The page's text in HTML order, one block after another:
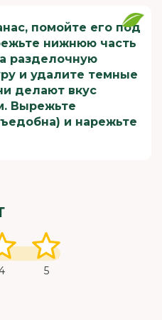
помойте его под
нижнюю часть
разделочную
и удалите темные
делают вкус
Вырежьте
и нарежьте
5